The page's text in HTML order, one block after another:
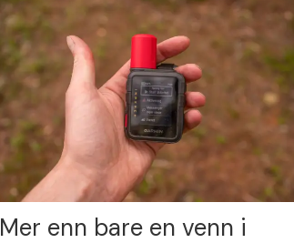
Mer enn bare en venn i